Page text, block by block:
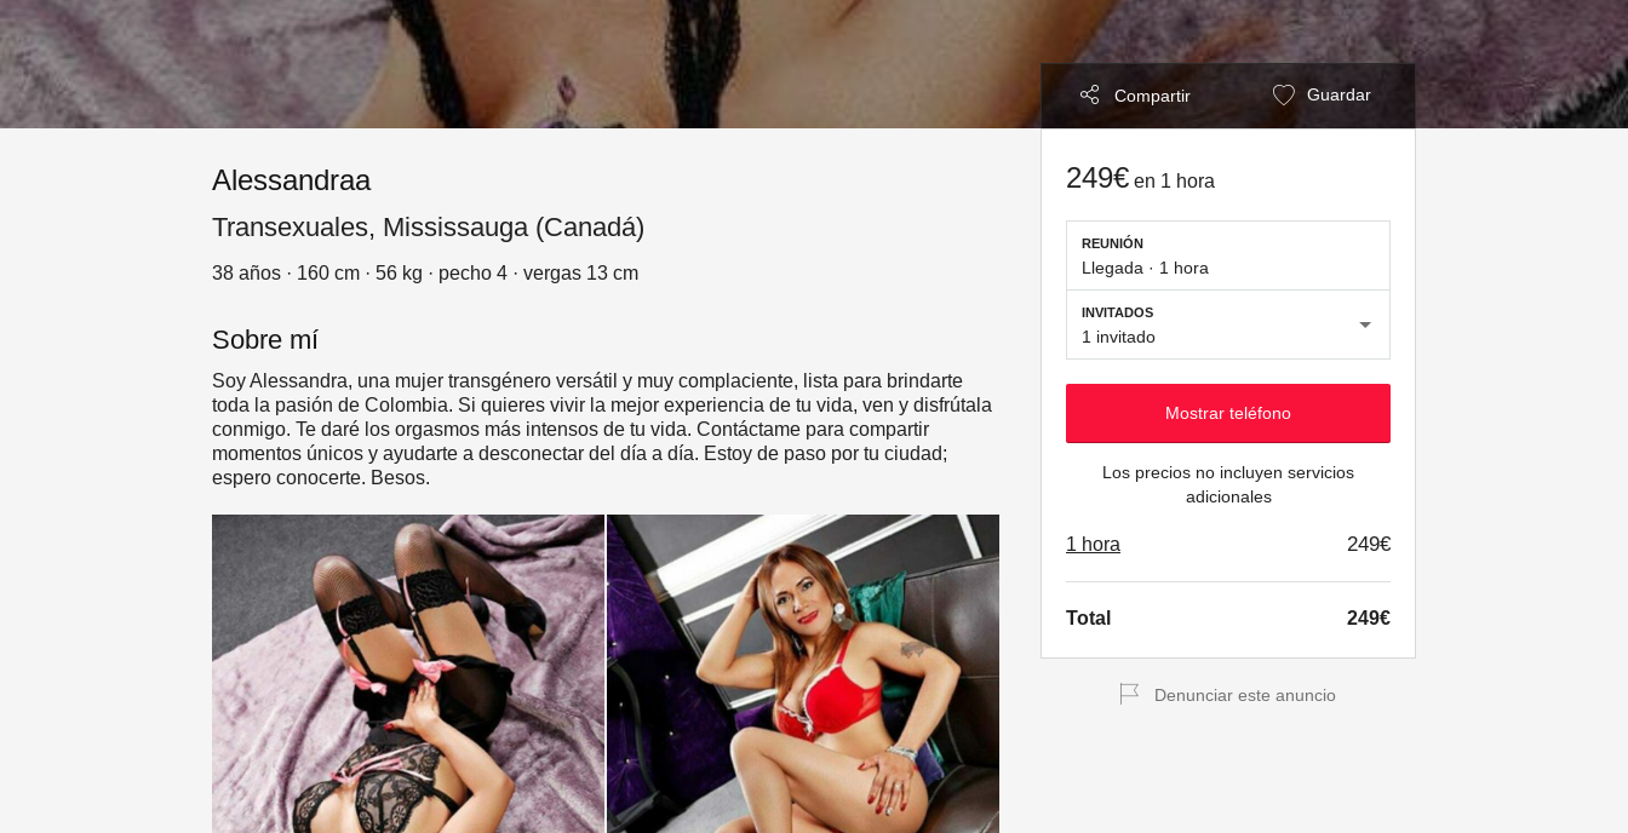
Compartir Guardar
249€ en 1 hora
REUNIÓN
Llegada · 1 hora
INVITADOS
1 invitado
Mostrar teléfono
Los precios no incluyen servicios
adicionales
1 hora 249€
Total 249€
Denunciar este anuncio
Alessandraa
Transexuales, Mississauga (Canadá)
38 años · 160 cm · 56 kg · pecho 4 · vergas 13 cm
Sobre mí
Soy Alessandra, una mujer transgénero versátil y muy complaciente, lista para brindarte
toda la pasión de Colombia. Si quieres vivir la mejor experiencia de tu vida, ven y disfrútala
conmigo. Te daré los orgasmos más intensos de tu vida. Contáctame para compartir
momentos únicos y ayudarte a desconectar del día a día. Estoy de paso por tu ciudad;
espero conocerte. Besos.